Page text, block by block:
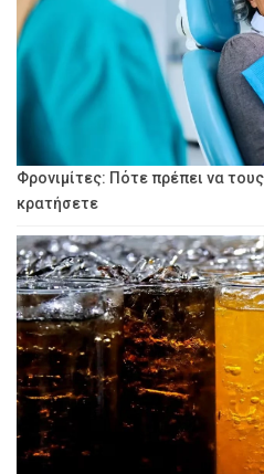
Φρονιμίτες: Πότε πρέπει να
κρατήσετε